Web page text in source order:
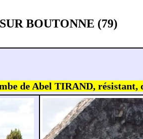
BOUTONNE (79)
de Abel TIRAND, résistant,